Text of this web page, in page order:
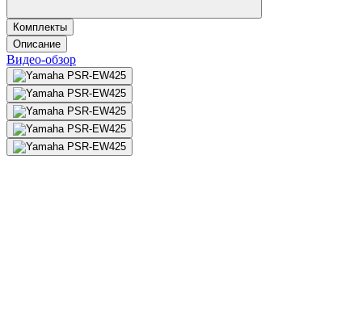
Комплекты
Описание
Видео-обзор